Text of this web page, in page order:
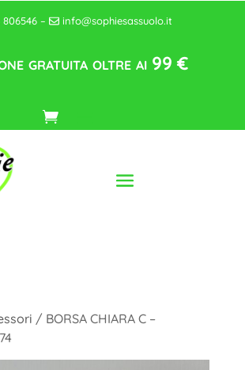
806546 – info@sophiesassuolo.it
gratuita oltre ai 99 €
/ BORSA CHIARA C –